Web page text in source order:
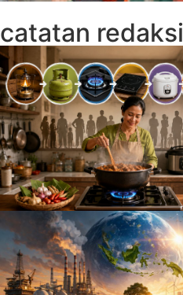
catatan redaksi